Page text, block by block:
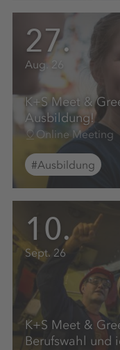
27.
Aug. 26
K+S Meet &
Ausbildung!
Online Meeting
#Ausbildung
10.
Sept. 26
K+S Meet &
Berufswahl und